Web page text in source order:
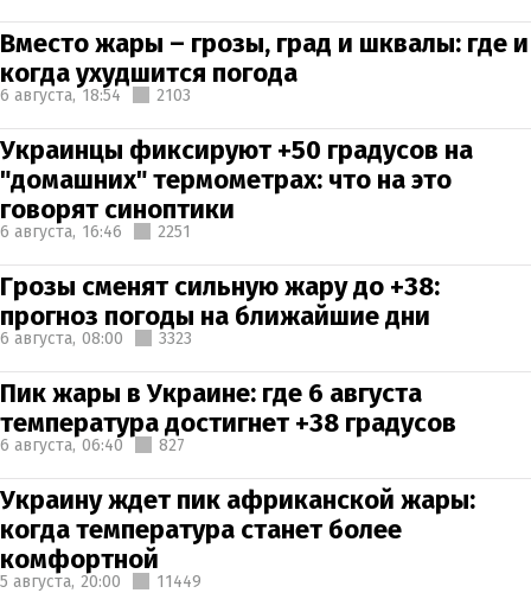
Вместо жары – грозы, град и шквалы: где и
когда ухудшится погода
6 августа, 18:54 2103
Украинцы фиксируют +50 градусов на
"домашних" термометрах: что на это
говорят синоптики
6 августа, 16:46 2251
Грозы сменят сильную жару до +38:
прогноз погоды на ближайшие дни
6 августа, 08:00 3323
Пик жары в Украине: где 6 августа
температура достигнет +38 градусов
6 августа, 06:40 827
Украину ждет пик африканской жары:
когда температура станет более
комфортной
5 августа, 20:00 11449